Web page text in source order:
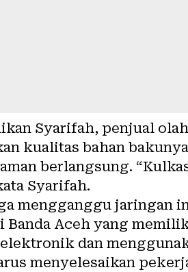
Syarifah, penjual
kualitas bahan
berlangsung.
Syarifah.
mengganggu jaringan
Aceh yang
dan
menyelesaikan